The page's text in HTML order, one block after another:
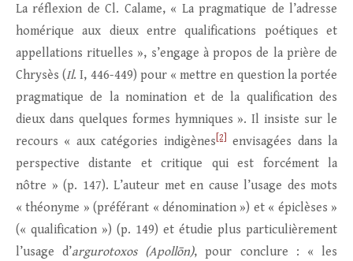
La réflexion de Cl. Calame, « La pragmatique de l’adresse
homérique aux dieux entre qualifications poétiques et
appellations rituelles », s’engage à propos de la prière de
Chrysès (Il. I, 446-449) pour « mettre en question la portée
pragmatique de la nomination et de la qualification des
dieux dans quelques formes hymniques ». Il insiste sur le
recours « aux catégories indigènes [2]
envisagées dans la
perspective distante et critique qui est forcément la
nôtre » (p. 147). L’auteur met en cause l’usage des mots
« théonyme » (préférant « dénomination ») et « épiclèses »
(« qualification ») (p. 149) et étudie plus particulièrement
l’usage d’argurotoxos (Apollōn), pour conclure : « les